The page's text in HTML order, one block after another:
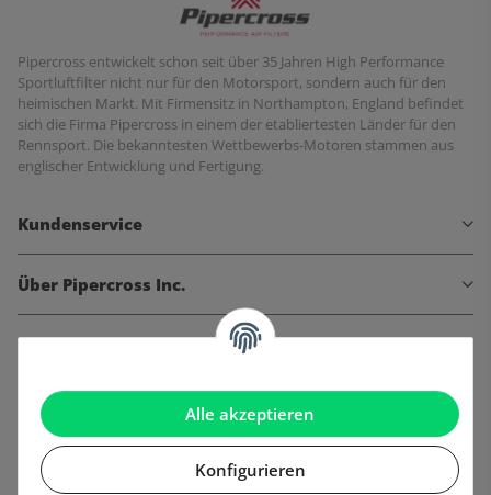
Alle akzeptieren
Konfigurieren
Pipercross entwickelt schon seit über 35 Jahren High Performance
Sportluftfilter nicht nur für den Motorsport, sondern auch für den
heimischen Markt. Mit Firmensitz in Northampton, England befindet
sich die Firma Pipercross in einem der etabliertesten Länder für den
Rennsport. Die bekanntesten Wettbewerbs-Motoren stammen aus
englischer Entwicklung und Fertigung.
Kundenservice
Über Pipercross Inc.
Informationen
Gesetzliche Informationen